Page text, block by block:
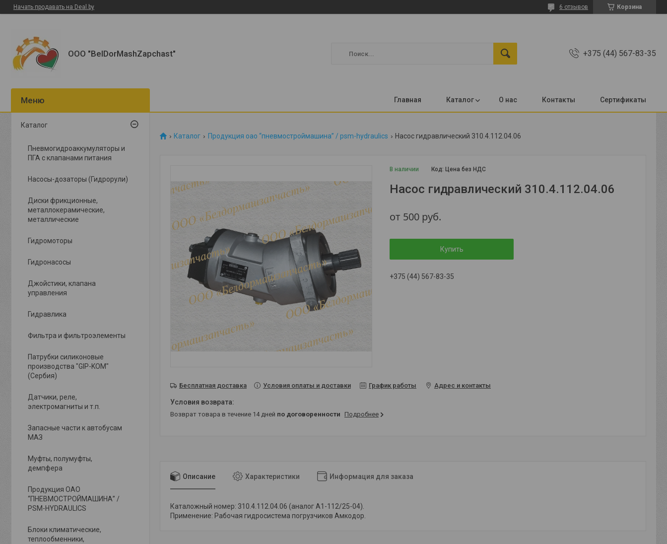
Начать продавать на Deal.by Корзина
6 отзывов
ООО "BelDorMashZapchast" +375 (44) 567-83-35
Главная Каталог О нас Контакты Сертификаты
Каталог Продукция оао “пневмостроймашина” / psm-hydraulics Насос гидравлический 310.4.112.04.06
В наличии Код: Цена без НДС
Насос гидравлический 310.4.112.04.06
от 500 руб.
Купить
+375 (44) 567-83-35
Бесплатная доставка Условия оплаты и доставки График работы Адрес и контакты
возврат товара в течение 14 дней по договоренности Подробнее
Описание Характеристики Информация для заказа
Каталожный номер: 310.4.112.04.06 (аналог А1-112/25-04).
Применение: Рабочая гидросистема погрузчиков Амкодор.
Каталог
Пневмогидроаккумуляторы и
ПГА с клапанами питания
Насосы-дозаторы (Гидрорули)
Диски фрикционные,
металлокерамические,
металлические
Гидромоторы
Гидронасосы
Джойстики, клапана
управления
Гидравлика
Фильтра и фильтроэлементы
Патрубки силиконовые
производства "GIP-KOM"
(Сербия)
Датчики, реле,
электромагниты и т.п.
Запасные части к автобусам
МАЗ
Муфты, полумуфты,
демпфера
Продукция ОАО
“ПНЕВМОСТРОЙМАШИНА” /
PSM-HYDRAULICS
Блоки климатические,
теплообменники,